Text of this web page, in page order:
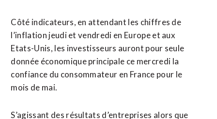
Côté indicateurs, en attendant les chiffres de
l’inflation jeudi et vendredi en Europe et aux
Etats-Unis, les investisseurs auront pour seule
donnée économique principale ce mercredi la
confiance du consommateur en France pour le
mois de mai.
S’agissant des résultats d’entreprises alors que